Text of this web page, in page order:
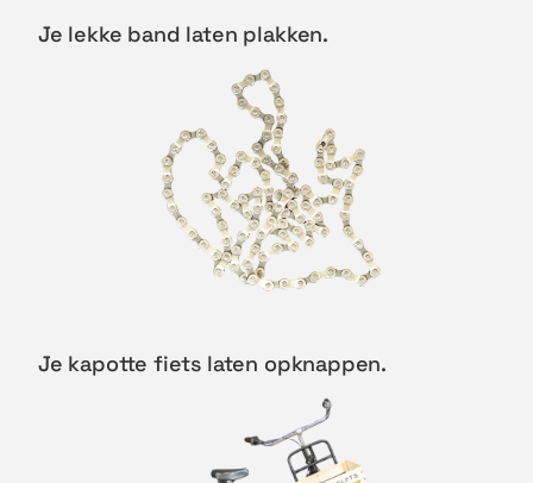
Je lekke band laten plakken.
Je kapotte fiets laten opknappen.